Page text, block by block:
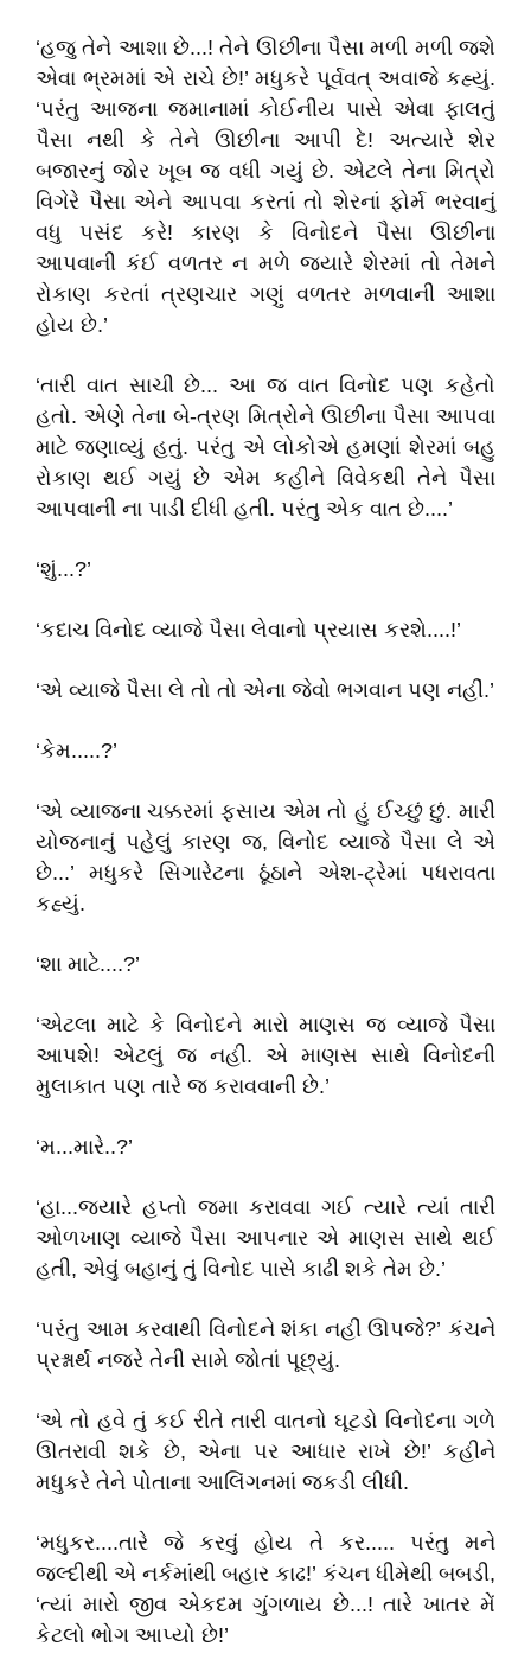
‘હજુ તેને આશા છે...! તેને ઊછીના પૈસા મળી મળી જશે
એવા ભ્રમમાં એ રાચે છે!’ મધુકરે પૂર્વવત્ અવાજે કહ્યું.
‘પરંતુ આજના જમાનામાં કોઈનીય પાસે એવા ફાલતું
પૈસા નથી કે તેને ઊછીના આપી દે! અત્યારે શેર
બજારનું જોર ખૂબ જ વધી ગયું છે. એટલે તેના મિત્રો
વિગેરે પૈસા એને આપવા કરતાં તો શેરનાં ફોર્મ ભરવાનું
વધુ પસંદ કરે! કારણ કે વિનોદને પૈસા ઊછીના
આપવાની કંઈ વળતર ન મળે જ્યારે શેરમાં તો તેમને
રોકાણ કરતાં ત્રણચાર ગણું વળતર મળવાની આશા
હોય છે.’
‘તારી વાત સાચી છે... આ જ વાત વિનોદ પણ કહેતો
હતો. એણે તેના બે-ત્રણ મિત્રોને ઊછીના પૈસા આપવા
માટે જણાવ્યું હતું. પરંતુ એ લોકોએ હમણાં શેરમાં બહુ
રોકાણ થઈ ગયું છે એમ કહીને વિવેકથી તેને પૈસા
આપવાની ના પાડી દીધી હતી. પરંતુ એક વાત છે....’
‘શું...?’
‘કદાચ વિનોદ વ્યાજે પૈસા લેવાનો પ્રયાસ કરશે....!’
‘એ વ્યાજે પૈસા લે તો તો એના જેવો ભગવાન પણ નહીં.’
‘કેમ.....?’
‘એ વ્યાજના ચક્કરમાં ફસાય એમ તો હું ઈચ્છું છું. મારી
યોજનાનું પહેલું કારણ જ, વિનોદ વ્યાજે પૈસા લે એ
છે...’ મધુકરે સિગારેટના ઠૂંઠાને એશ-ટ્રેમાં પધરાવતા
કહ્યું.
‘શા માટે....?’
‘એટલા માટે કે વિનોદને મારો માણસ જ વ્યાજે પૈસા
આપશે! એટલું જ નહીં. એ માણસ સાથે વિનોદની
મુલાકાત પણ તારે જ કરાવવાની છે.’
‘મ...મારે..?’
‘હા...જ્યારે હપ્તો જમા કરાવવા ગઈ ત્યારે ત્યાં તારી
ઓળખાણ વ્યાજે પૈસા આપનાર એ માણસ સાથે થઈ
હતી, એવું બહાનું તું વિનોદ પાસે કાઢી શકે તેમ છે.’
‘પરંતુ આમ કરવાથી વિનોદને શંકા નહીં ઊપજે?’ કંચને
પ્રશ્નાર્થ નજરે તેની સામે જોતાં પૂછ્યું.
‘એ તો હવે તું કઈ રીતે તારી વાતનો ઘૂટડો વિનોદના ગળે
ઊતરાવી શકે છે, એના પર આધાર રાખે છે!’ કહીને
મધુકરે તેને પોતાના આલિંગનમાં જકડી લીધી.
‘મધુકર....તારે જે કરવું હોય તે કર..... પરંતુ મને
જલ્દીથી એ નર્કમાંથી બહાર કાઢ!’ કંચન ધીમેથી બબડી,
‘ત્યાં મારો જીવ એકદમ ગુંગળાય છે...! તારે ખાતર મેં
કેટલો ભોગ આપ્યો છે!’